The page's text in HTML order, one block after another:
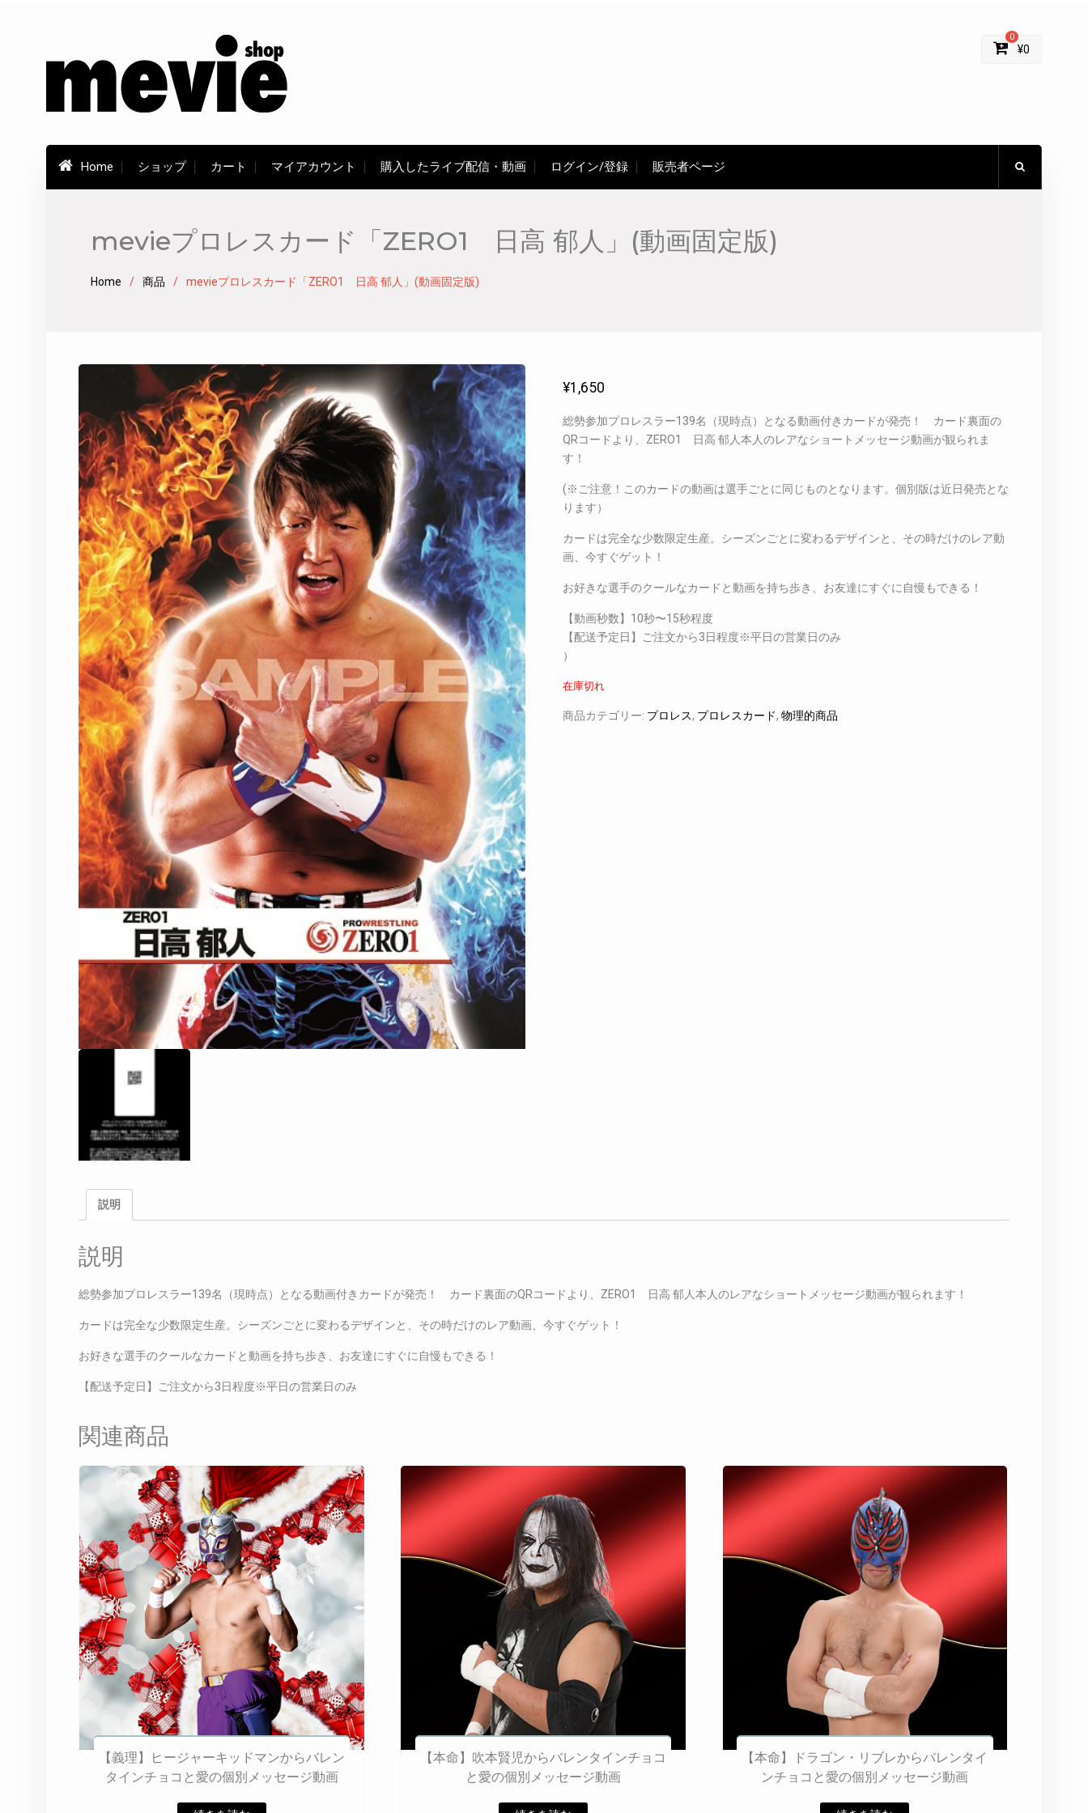
0
¥0
Home ショップ カート マイアカウント 購入したライブ配信・動画 ログイン/登録 販売者ページ
mevieプロレスカード「ZERO1 日高 郁人」(動画固定版)
Home 商品 mevieプロレスカード「ZERO1 日高 郁人」(動画固定版)
¥1,650
総勢参加プロレスラー139名（現時点）となる動画付きカードが発売！ カード裏面の
QRコードより、ZERO1 日高 郁人本人のレアなショートメッセージ動画が観られま
す！
(※ご注意！このカードの動画は選手ごとに同じものとなります。個別版は近日発売とな
ります）
カードは完全な少数限定生産。シーズンごとに変わるデザインと、その時だけのレア動
画、今すぐゲット！
お好きな選手のクールなカードと動画を持ち歩き、お友達にすぐに自慢もできる！
【動画秒数】10秒〜15秒程度
【配送予定日】ご注文から3日程度※平日の営業日のみ
）
在庫切れ
商品カテゴリー: プロレス, プロレスカード, 物理的商品
説明
説明
総勢参加プロレスラー139名（現時点）となる動画付きカードが発売！ カード裏面のQRコードより、ZERO1 日高 郁人本人のレアなショートメッセージ動画が観られます！
カードは完全な少数限定生産。シーズンごとに変わるデザインと、その時だけのレア動画、今すぐゲット！
お好きな選手のクールなカードと動画を持ち歩き、お友達にすぐに自慢もできる！
【配送予定日】ご注文から3日程度※平日の営業日のみ
関連商品
【義理】ヒージャーキッドマンからバレン
タインチョコと愛の個別メッセージ動画
【本命】吹本賢児からバレンタインチョコ
と愛の個別メッセージ動画
【本命】ドラゴン・リブレからバレンタイ
ンチョコと愛の個別メッセージ動画